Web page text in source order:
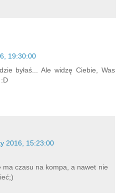
19:30:00
byłaś... Ale widzę Ciebie, Was
2016, 15:23:00
ma czasu na kompa, a nawet nie